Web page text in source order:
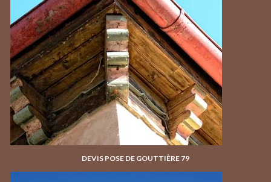
DEVIS POSE DE GOUTTIÈRE 79